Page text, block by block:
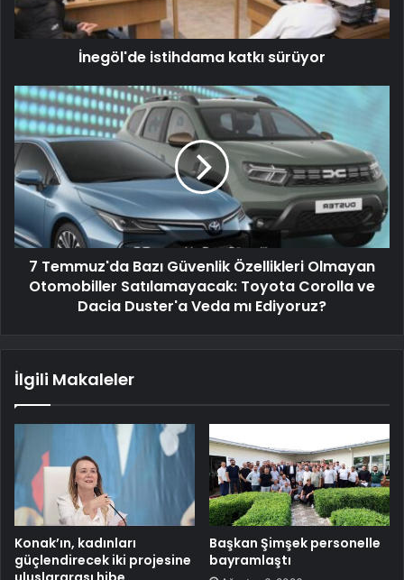
İnegöl'de istihdama katkı sürüyor
7 Temmuz'da Bazı Güvenlik Özellikleri Olmayan
Otomobiller Satılamayacak: Toyota Corolla ve
Dacia Duster'a Veda mı Ediyoruz?
İlgili Makaleler
Konak’ın, kadınları
güçlendirecek iki projesine
Başkan Şimşek personelle
bayramlaştı